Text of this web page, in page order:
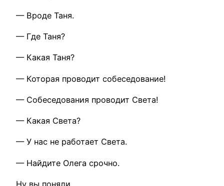
— Вроде Таня.
— Где Таня?
— Какая Таня?
— Которая проводит собеседование!
— Собеседования проводит Света!
— Какая Света?
— У нас не работает Света.
— Найдите Олега срочно.